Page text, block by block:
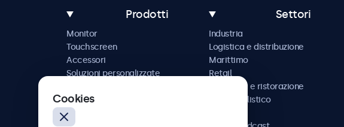
Prodotti
Monitor
Touchscreen
Accessori
Soluzioni personalizzate
Settori
Industria
Logistica e distribuzione
Marittimo
Retail
Ospitalità e ristorazione
Automobilistico
Cookies